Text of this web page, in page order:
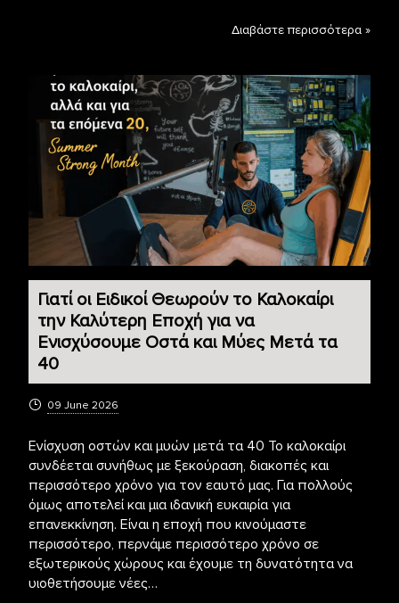
Διαβάστε περισσότερα »
Γιατί οι Ειδικοί Θεωρούν το Καλοκαίρι
την Καλύτερη Εποχή για να
Ενισχύσουμε Οστά και Μύες Μετά τα
40
09 June 2026
Ενίσχυση οστών και μυών μετά τα 40 Το καλοκαίρι
συνδέεται συνήθως με ξεκούραση, διακοπές και
περισσότερο χρόνο για τον εαυτό μας. Για πολλούς
όμως αποτελεί και μια ιδανική ευκαιρία για
επανεκκίνηση. Είναι η εποχή που κινούμαστε
περισσότερο, περνάμε περισσότερο χρόνο σε
εξωτερικούς χώρους και έχουμε τη δυνατότητα να
υιοθετήσουμε νέες…